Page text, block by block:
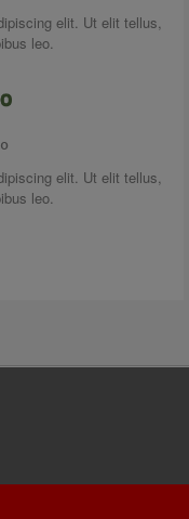
elit. Ut elit tellus,
leo.
elit. Ut elit tellus,
leo.